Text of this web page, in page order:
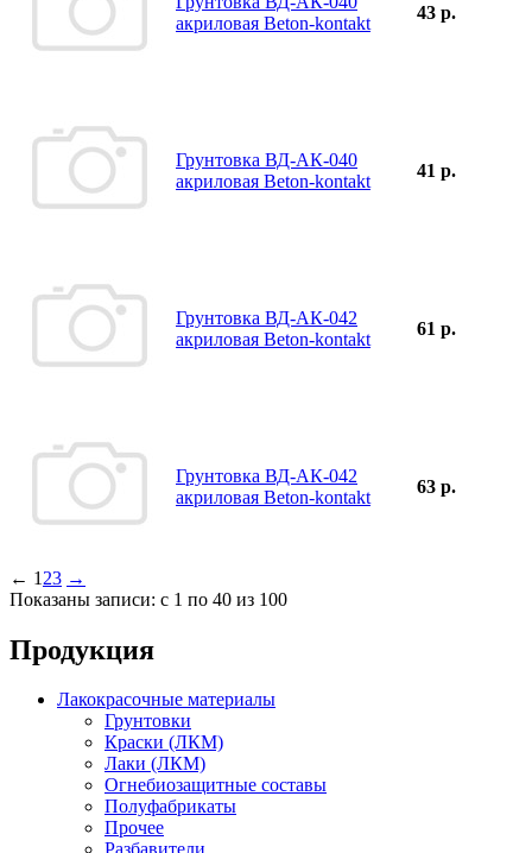
акриловая Beton-kontakt
43 р.
Грунтовка ВД-АК-040
акриловая Beton-kontakt
41 р.
Грунтовка ВД-АК-042
акриловая Beton-kontakt
61 р.
Грунтовка ВД-АК-042
акриловая Beton-kontakt
63 р.
← 1 23 →
Показаны записи: с 1 по 40 из 100
Продукция
Лакокрасочные материалы
Грунтовки
Краски (ЛКМ)
Лаки (ЛКМ)
Огнебиозащитные составы
Полуфабрикаты
Прочее